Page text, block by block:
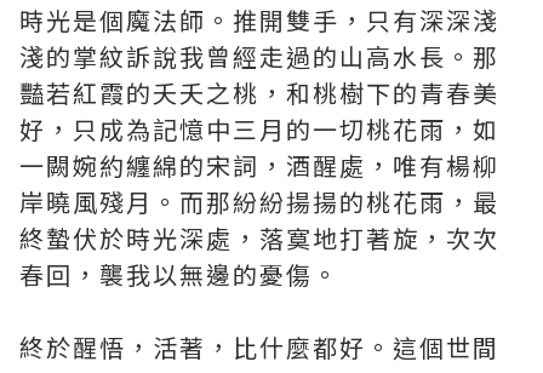
時光是個魔法師。推開雙手，只有深深淺
淺的掌紋訴說我曾經走過的山高水長。那
豔若紅霞的夭夭之桃，和桃樹下的青春美
好，只成為記憶中三月的一切桃花雨，如
一闕婉約纏綿的宋詞，酒醒處，唯有楊柳
岸曉風殘月。而那紛紛揚揚的桃花雨，最
終蟄伏於時光深處，落寞地打著旋，次次
春回，襲我以無邊的憂傷。
終於醒悟，活著，比什麼都好。這個世間